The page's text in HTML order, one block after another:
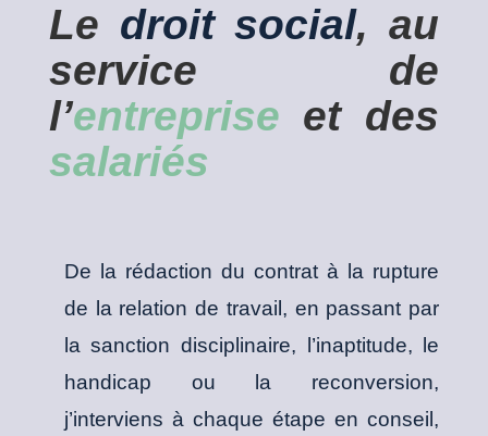
Le droitsocial, au
service de
l’entreprise et des
salariés
De la rédaction du contrat à la rupture
de la relation de travail, en passant par
la sanction disciplinaire, l’inaptitude, le
handicap ou la reconversion,
j’interviens à chaque étape en conseil,